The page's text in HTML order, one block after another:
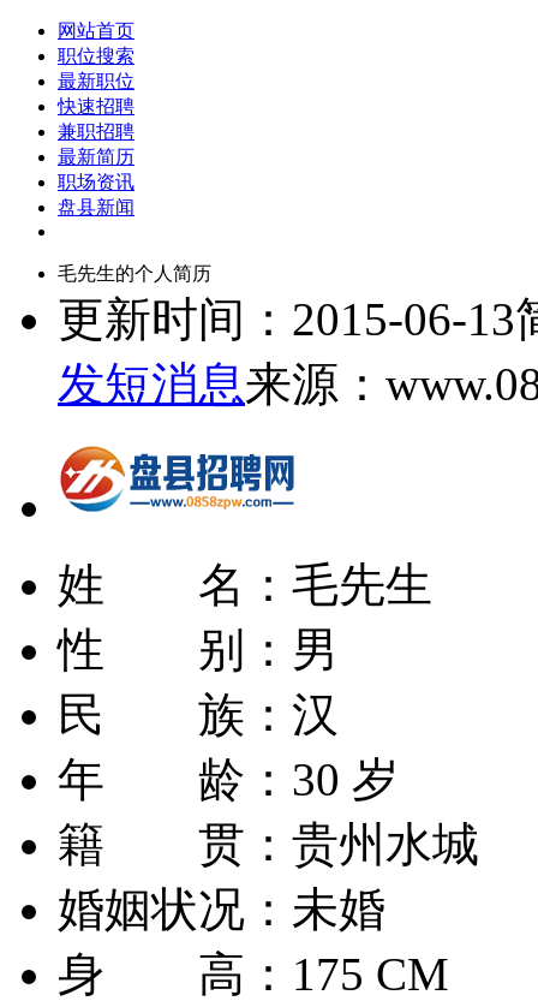
网站首页
职位搜索
最新职位
快速招聘
兼职招聘
最新简历
职场资讯
盘县新闻
毛先生的个人简历
更新时间：2015-06-13
发短消息来源：
姓 名： 毛先生
性 别： 男
民 族： 汉
年 龄： 30 岁
籍 贯： 贵州水城
婚姻状况： 未婚
身 高： 175 CM